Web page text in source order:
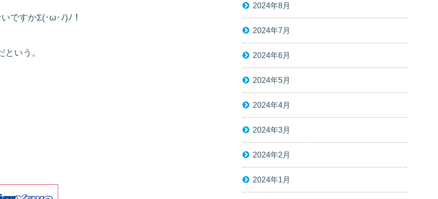
ですかΣ(･ω･ﾉ)ﾉ！
いう。
2024年8月
2024年7月
2024年6月
2024年5月
2024年4月
2024年3月
2024年2月
2024年1月